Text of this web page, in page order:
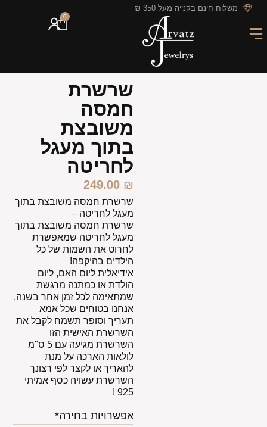
לתוכן משלוח חינם בקנייה מעל 350 ₪
0
שרשרת
חמסה
משובצת
בתוך מעגל
לחריטה
249.00 ₪
שרשרת חמסה משובצת בתוך
מעגל לחריטה –
שרשרת חמסה משובצת בתוך
מעגל לחריטה שמאפשרת
לחרוט את השמות של כל
הילדים בהיקפה!
אידיאלית ליום האם, ליום
הולדת או כמתנה מרגשת
שמתאימה לכל זמן אחר בשנה.
אנחנו בטוחים שכל אמא
תעריך וסופר תשמח לקבל את
השרשרת האישית הזו
השרשרת מגיעה עם 5 ס"מ
לולאות הארכה על מנת
להאריך או לקצר לפי רצונך
השרשרת עשויה כסף אמיתי
925 !
אפשרויות בחירה*